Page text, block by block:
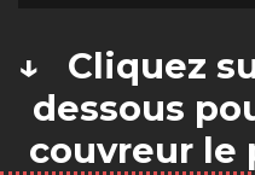
↓ Cliquez
dessous
couvreur